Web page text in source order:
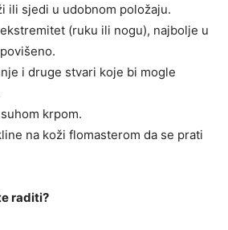
ili sjedi u udobnom položaju.
(ruku ili nogu), najbolje u
i druge stvari koje bi mogle
krpom.
na koži flomasterom da se prati
raditi?